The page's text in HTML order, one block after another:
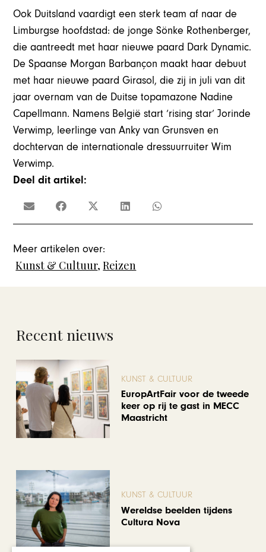
Ook Duitsland vaardigt een sterk team af naar de
Limburgse hoofdstad: de jonge Sönke Rothenberger,
die aantreedt met haar nieuwe paard Dark Dynamic.
De Spaanse Morgan Barbançon maakt haar debuut
met haar nieuwe paard Girasol, die zij in juli van dit
jaar overnam van de Duitse topamazone Nadine
Capellmann. Namens België start ‘rising star’ Jorinde
Verwimp, leerlinge van Anky van Grunsven en
dochtervan de internationale dressuurruiter Wim
Verwimp.
Deel dit artikel:
Meer artikelen over:
Kunst & Cultuur,Reizen
Recent nieuws
KUNST & CULTUUR
EuropArtFair voor de tweede
keer op rij te gast in MECC
Maastricht
KUNST & CULTUUR
Wereldse beelden tijdens
Cultura Nova